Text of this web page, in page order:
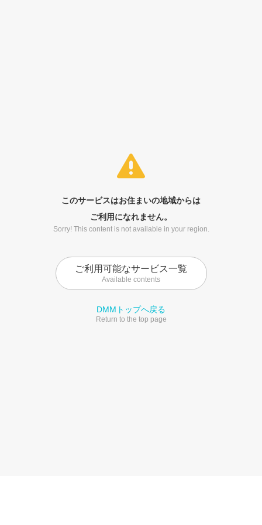
このサービスはお住まいの地域からは
ご利用になれません。
Sorry! This content is not available in your region.
ご利用可能なサービス一覧
Available contents
DMMトップへ戻る
Return to the top page